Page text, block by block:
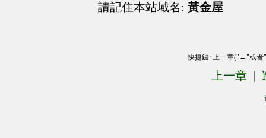
請記住本站域名: 黃金屋
快捷鍵: 上一章("←"或
上一章 |